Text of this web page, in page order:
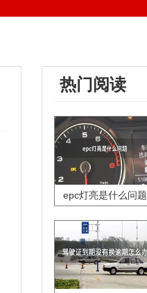
热门阅读
epc灯亮是什么问题